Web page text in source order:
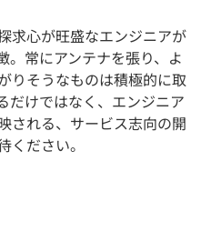
求心が旺盛なエンジニアが
。常にアンテナを張り、よ
りそうなものは積極的に取
だけではなく、エンジニア
される、サービス志向の開
ださい。